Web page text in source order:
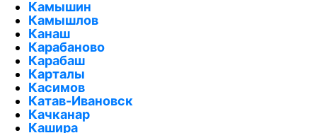
Камышин
Камышлов
Канаш
Карабаново
Карабаш
Карталы
Касимов
Катав-Ивановск
Качканар
Кашира